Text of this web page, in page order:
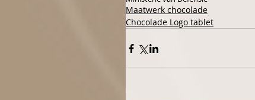
Maatwerk chocolade
Chocolade Logo tablet